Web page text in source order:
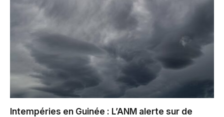
Intempéries en Guinée : L’ANM alerte sur de